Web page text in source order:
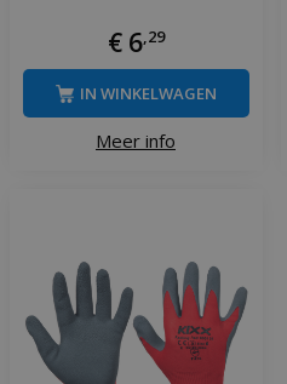
€ 6,29
Meer info
IN WINKELWAGEN